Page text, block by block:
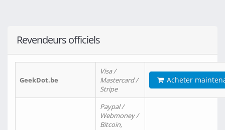
Revendeurs officiels
GeekDot.be
Visa /
Mastercard /
Stripe
Acheter
Paypal /
Webmoney /
Bitcoin,